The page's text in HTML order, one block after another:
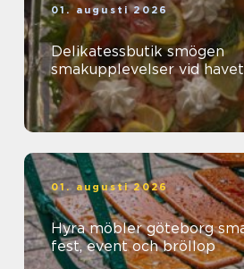
01. augusti 2026
Delikatessbutik smögen
smakupplevelser vid havet
01. augusti 2026
Hyra möbler göteborg smarta val för
fest, event och bröllop